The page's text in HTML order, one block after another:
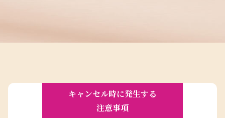
キャンセル時に発生する
注意事項